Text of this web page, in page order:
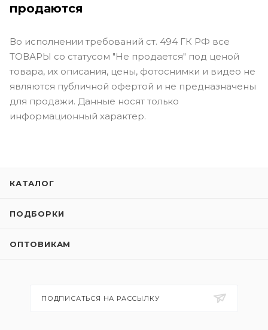
продаются
Во исполнении требований ст. 494 ГК РФ все
ТОВАРЫ со статусом "Не продается" под ценой
товара, их описания, цены, фотоснимки и видео не
являются публичной офертой и не предназначены
для продажи. Данные носят только
информационный характер.
КАТАЛОГ
ПОДБОРКИ
ОПТОВИКАМ
ПОДПИСАТЬСЯ НА РАССЫЛКУ